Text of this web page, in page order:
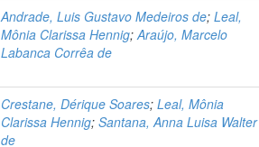
Andrade, Luis Gustavo Medeiros de;Leal,
Mônia Clarissa Hennig;Araújo, Marcelo
Labanca Corrêa de
Crestane, Dérique Soares;Leal, Mônia
Clarissa Hennig;Santana, Anna Luisa Walter
de